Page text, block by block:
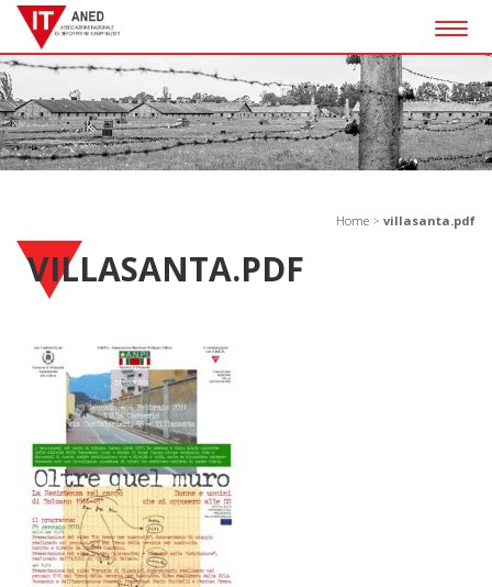
Home > villasanta.pdf
VILLASANTA.PDF